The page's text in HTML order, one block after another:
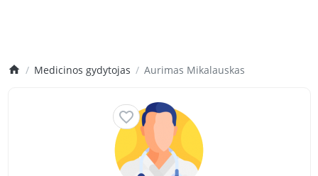
Medicinos gydytojas Aurimas Mikalauskas